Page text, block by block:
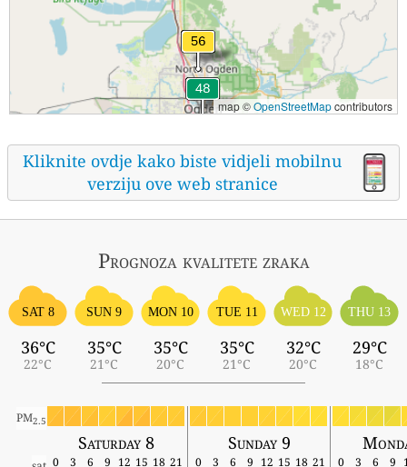
map ©OpenStreetMapcontributors
Kliknite ovdje kako biste vidjeli mobilnu
verziju ove web stranice
Prognoza kvalitete zraka
SAT 8
36°C
22°C
SUN 9
35°C
21°C
MON 10
35°C
20°C
TUE 11
35°C
21°C
WED 12
32°C
20°C
THU 13
29°C
18°C
PM2.5
Saturday 8 Sunday 9
0 3 6 9 12 15 18 21 0 3 6 9 12 15 18 21 0 3 6 9